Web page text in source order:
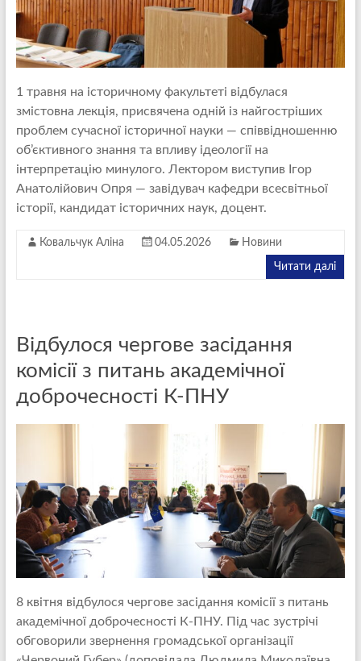
1 травня на історичному факультеті відбулася
змістовна лекція, присвячена одній із найгостріших
проблем сучасної історичної науки — співвідношенню
об’єктивного знання та впливу ідеології на
інтерпретацію минулого. Лектором виступив Ігор
Анатолійович Опря — завідувач кафедри всесвітньої
історії, кандидат історичних наук, доцент.
Ковальчук Аліна 04.05.2026 Новини
Читати далі
Відбулося чергове засідання
комісії з питань академічної
доброчесності К-ПНУ
8 квітня відбулося чергове засідання комісії з питань
академічної доброчесності К-ПНУ. Під час зустрічі
обговорили звернення громадської організації